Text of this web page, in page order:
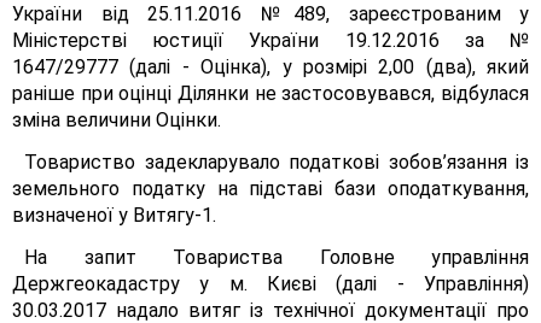
України від 25.11.2016 №489, зареєстрованим у
Міністерстві юстиції України 19.12.2016 за №
1647/29777 (далі - Оцінка), у розмірі 2,00 (два), який
раніше при оцінці Ділянки не застосовувався, відбулася
зміна величини Оцінки.
Товариство задекларувало податкові зобов’язання із
земельного податку на підставі бази оподаткування,
визначеної у Витягу-1.
На запит Товариства Головне управління
Держгеокадастру у м. Києві (далі - Управління)
30.03.2017 надало витяг із технічної документації про